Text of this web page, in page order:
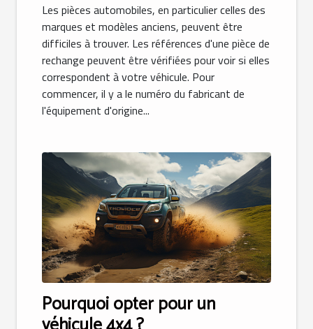
Les pièces automobiles, en particulier celles des
marques et modèles anciens, peuvent être
difficiles à trouver. Les références d'une pièce de
rechange peuvent être vérifiées pour voir si elles
correspondent à votre véhicule. Pour
commencer, il y a le numéro du fabricant de
l'équipement d'origine...
Pourquoi opter pour un